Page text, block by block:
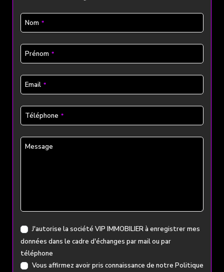
Nom *
Prénom *
Email *
Téléphone *
Message
J'autorise la société VIP IMMOBILIER à enregistrer mes
données dans le cadre d'échanges par mail ou par
téléphone
Vous affirmez avoir pris connaissance de notre Politique